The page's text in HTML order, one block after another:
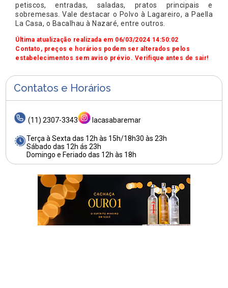
petiscos, entradas, saladas, pratos principais e
sobremesas. Vale destacar o Polvo à Lagareiro, a Paella
La Casa, o Bacalhau à Nazaré, entre outros.
Última atualização realizada em 06/03/2024 14:50:02
Contato, preços e horários podem ser alterados pelos
estabelecimentos sem aviso prévio. Verifique antes de sair!
Contatos e Horários
(11) 2307-3343 lacasabaremar
Terça à Sexta das 12h às 15h/18h30 às 23h
Sábado das 12h ás 23h
Domingo e Feriado das 12h às 18h